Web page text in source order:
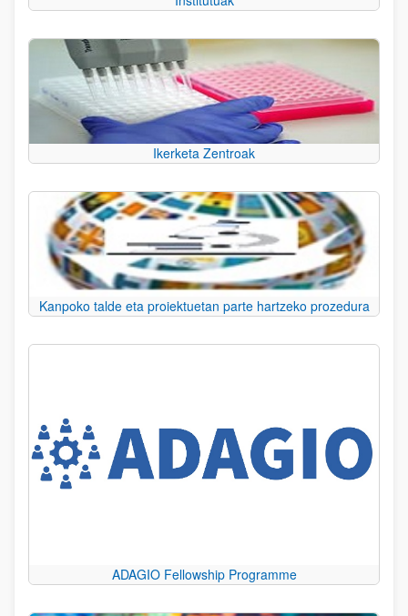
Ikerketa Zentroak
Kanpoko talde eta proiektuetan parte hartzeko prozedura
ADAGIO Fellowship Programme